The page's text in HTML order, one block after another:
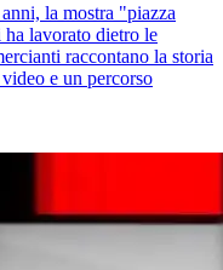
la mostra "piazza
lavorato dietro le
raccontano la storia
e un percorso